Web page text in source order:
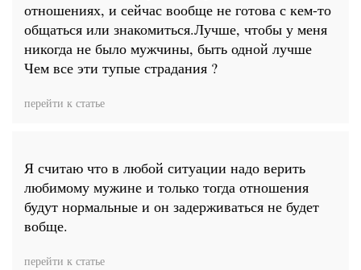
отношениях, и сейчас вообще не готова с кем-то
общаться или знакомиться.Лучше, чтобы у меня
никогда не было мужчины, быть одной лучше
Чем все эти тупые страдания ?
перейти к статье
Я считаю что в любой ситуации надо верить
любимому мужине и только тогда отношения
будут нормальные и он задерживаться не будет
вобще.
перейти к статье